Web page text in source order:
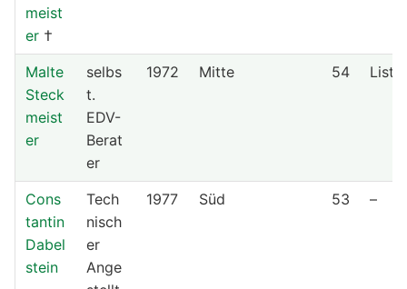
meist
er †
Malte
Steck
meist
er
selbs
t.
EDV-
Berat
er
1972 Mitte 54 Liste
Cons
tantin
Dabel
stein
Tech
nisch
er
Ange
1977 Süd 53 –